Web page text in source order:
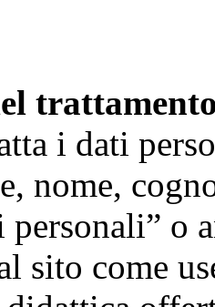
i dati
nome,
personali” o
sito come